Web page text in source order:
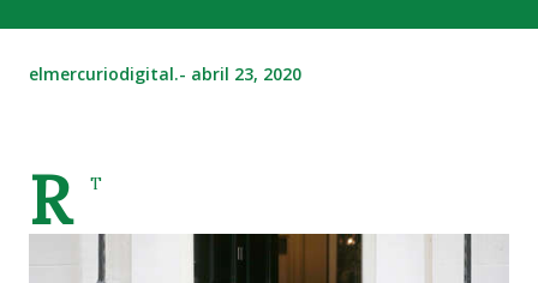
elmercuriodigital.- abril 23, 2020
R T